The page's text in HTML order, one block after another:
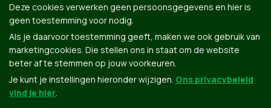
Deze cookies verwerken geen persoonsgegevens en hier is
geen toestemming voor nodig.
Als je daarvoor toestemming geeft, maken we ook gebruik van
marketingcookies. Die stellen ons in staat om de website
beter af te stemmen op jouw voorkeuren.
Je kunt je instellingen hieronder wijzigen. Ons privacybeleid
vind je hier.